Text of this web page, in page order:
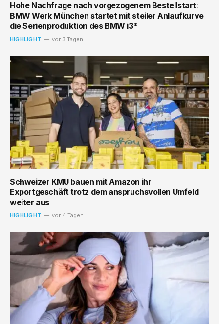
Hohe Nachfrage nach vorgezogenem Bestellstart:
BMW Werk München startet mit steiler Anlaufkurve
die Serienproduktion des BMW i3*
HIGHLIGHT vor 3 Tagen
Schweizer KMU bauen mit Amazon ihr
Exportgeschäft trotz dem anspruchsvollen Umfeld
weiter aus
HIGHLIGHT vor 4 Tagen